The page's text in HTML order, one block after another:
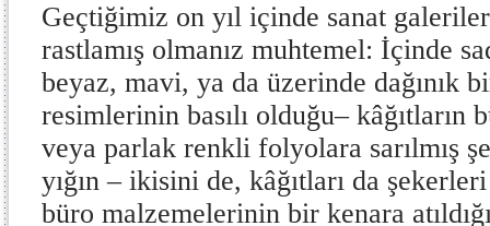
Geçtiğimiz on yıl içinde sanat
rastlamış olmanız muhtemel: İçinde
beyaz, mavi, ya da üzerinde dağınık
resimlerinin basılı olduğu– kâğıtların
veya parlak renkli folyolara sarılmış
yığın – ikisini de, kâğıtları da
büro malzemelerinin bir kenara